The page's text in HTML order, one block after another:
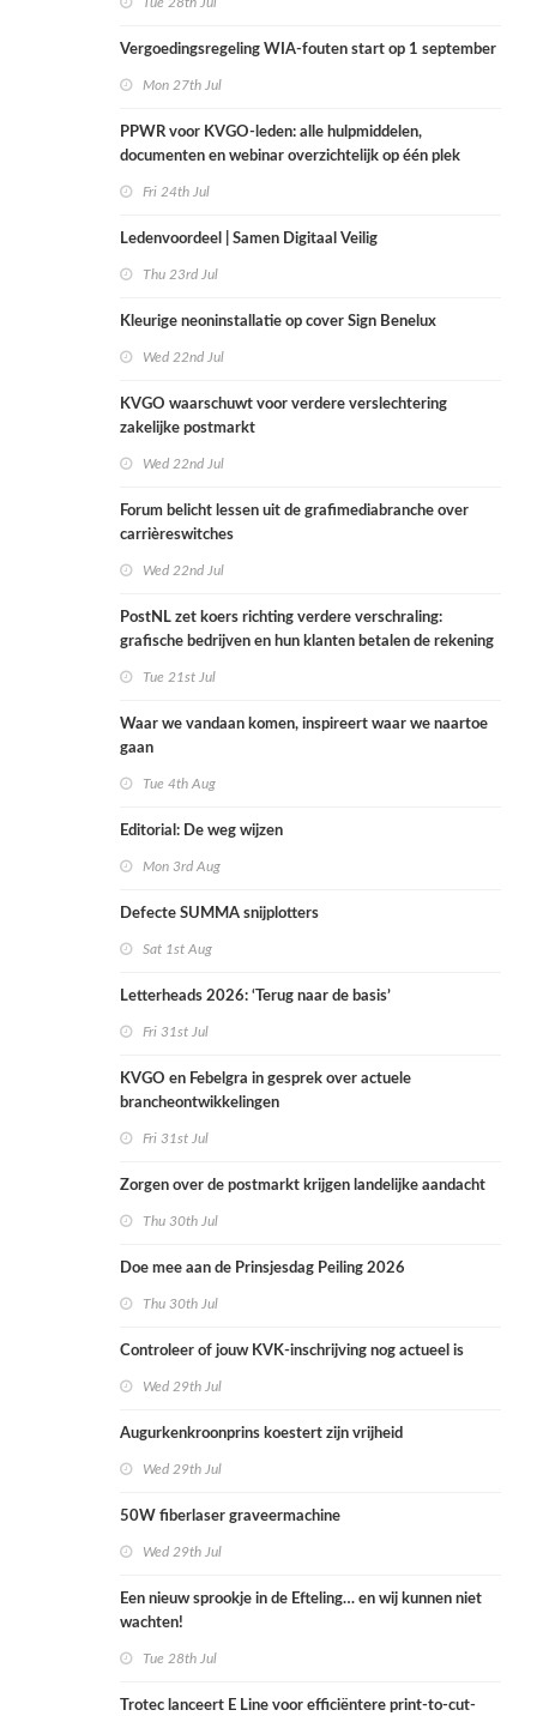
Vergoedingsregeling WIA-fouten start op 1 september
Mon 27th Jul
PPWR voor KVGO-leden: alle hulpmiddelen,
documenten en webinar overzichtelijk op één plek
Fri 24th Jul
Ledenvoordeel | Samen Digitaal Veilig
Thu 23rd Jul
Kleurige neoninstallatie op cover Sign Benelux
Wed 22nd Jul
KVGO waarschuwt voor verdere verslechtering
zakelijke postmarkt
Wed 22nd Jul
Forum belicht lessen uit de grafimediabranche over
carrièreswitches
Wed 22nd Jul
PostNL zet koers richting verdere verschraling:
grafische bedrijven en hun klanten betalen de rekening
Tue 21st Jul
Waar we vandaan komen, inspireert waar we naartoe
gaan
Tue 4th Aug
Editorial: De weg wijzen
Mon 3rd Aug
Defecte SUMMA snijplotters
Sat 1st Aug
Letterheads 2026: ‘Terug naar de basis’
Fri 31st Jul
KVGO en Febelgra in gesprek over actuele
brancheontwikkelingen
Fri 31st Jul
Zorgen over de postmarkt krijgen landelijke aandacht
Thu 30th Jul
Doe mee aan de Prinsjesdag Peiling 2026
Thu 30th Jul
Controleer of jouw KVK-inschrijving nog actueel is
Wed 29th Jul
Augurkenkroonprins koestert zijn vrijheid
Wed 29th Jul
50W fiberlaser graveermachine
Wed 29th Jul
Een nieuw sprookje in de Efteling… en wij kunnen niet
wachten!
Tue 28th Jul
Trotec lanceert E Line voor efficiëntere print-to-cut-